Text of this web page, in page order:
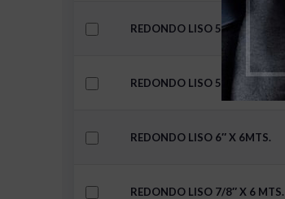
REDONDO LISO 5″ X 6MTS.
REDONDO LISO 5/8″ X 6 MTS.
REDONDO LISO 6″ X 6MTS.
REDONDO LISO 7/8″ X 6 MTS.